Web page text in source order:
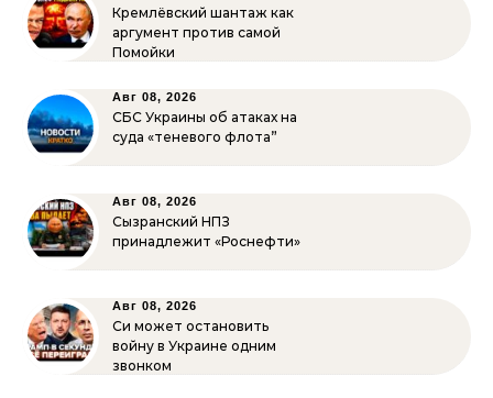
Кремлёвский шантаж как
аргумент против самой
Помойки
Авг 08, 2026
СБС Украины об атаках на
суда «теневого флота”
Авг 08, 2026
Сызранский НПЗ
принадлежит «Роснефти»
Авг 08, 2026
Си может остановить
войну в Украине одним
звонком